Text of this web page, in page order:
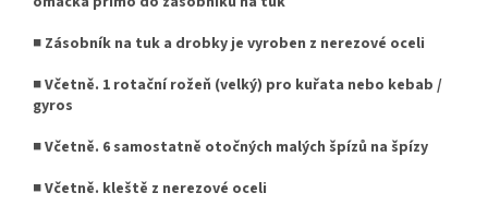
■ Zásobník na tuk a drobky je vyroben z nerezové oceli
■ Včetně. 1 rotační rožeň (velký) pro kuřata nebo kebab /
gyros
■ Včetně. 6 samostatně otočných malých špízů na špízy
■ Včetně. kleště z nerezové oceli